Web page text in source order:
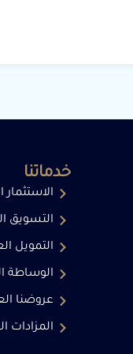
خدماتنا
الاستثمار
التسويق
التمويل
الوساطة
عروضنا
المزادات